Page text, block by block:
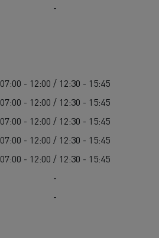
-
07:00 - 12:00 / 12:30 - 15:45
07:00 - 12:00 / 12:30 - 15:45
07:00 - 12:00 / 12:30 - 15:45
07:00 - 12:00 / 12:30 - 15:45
07:00 - 12:00 / 12:30 - 15:45
-
-